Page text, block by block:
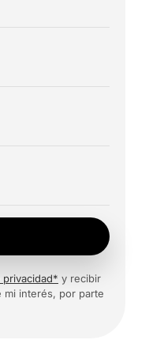
privacidad* y recibir
interés, por parte